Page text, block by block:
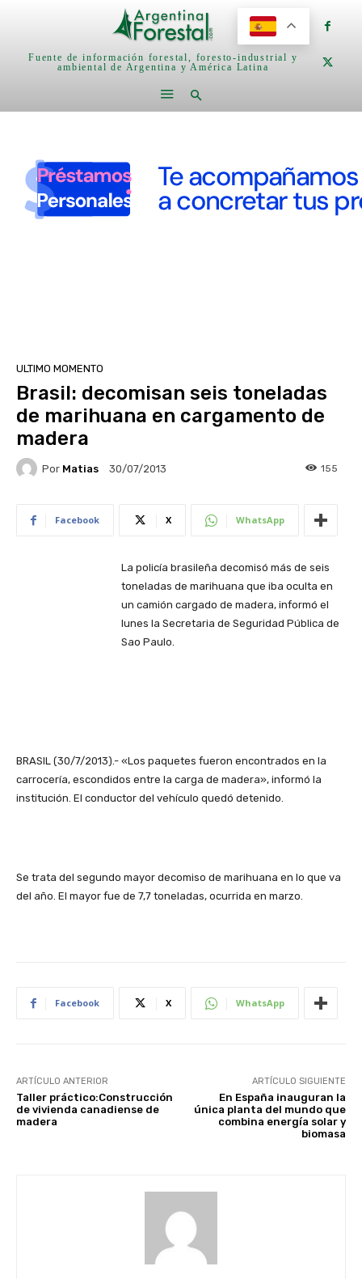
Fuente de información forestal, foresto-industrial y
ambiental de Argentina y América Latina
ULTIMO MOMENTO
Brasil: decomisan seis toneladas
de marihuana en cargamento de
madera
Por Matias 30/07/2013 155
Facebook X WhatsApp
La policía brasileña decomisó más de seis
toneladas de marihuana que iba oculta en
un camión cargado de madera, informó el
lunes la Secretaria de Seguridad Pública de
Sao Paulo.
BRASIL (30/7/2013).- «Los paquetes fueron encontrados en la
carrocería, escondidos entre la carga de madera», informó la
institución. El conductor del vehículo quedó detenido.
Se trata del segundo mayor decomiso de marihuana en lo que va
del año. El mayor fue de 7,7 toneladas, ocurrida en marzo.
Facebook X WhatsApp
ARTÍCULO ANTERIOR
Taller práctico:Construcción
de vivienda canadiense de
madera
ARTÍCULO SIGUIENTE
En España inauguran la
única planta del mundo que
combina energía solar y
biomasa